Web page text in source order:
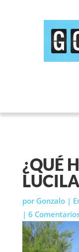
¿QUÉ
por Gonzalo|
| 6